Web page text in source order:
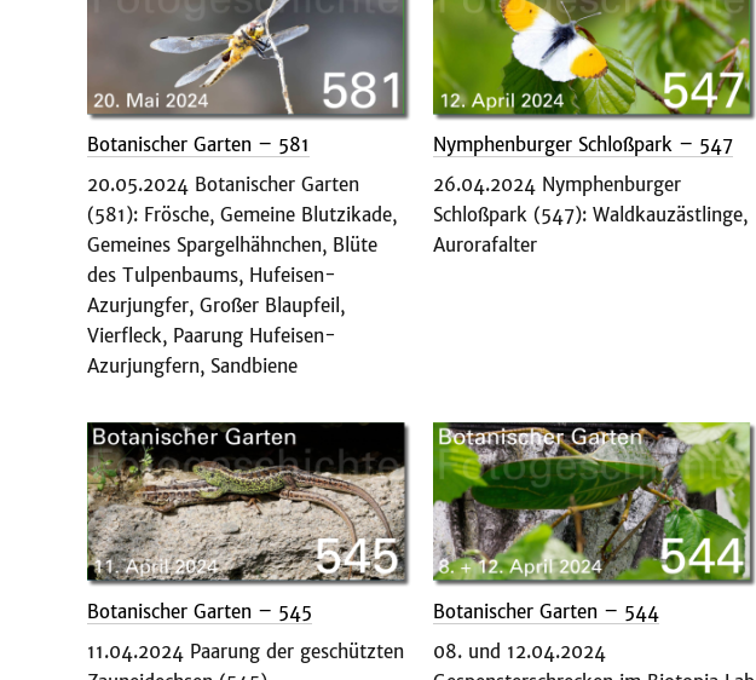
Botanischer Garten – 581
20.05.2024 Botanischer Garten
(581): Frösche, Gemeine Blutzikade,
Gemeines Spargelhähnchen, Blüte
des Tulpenbaums, Hufeisen-
Azurjungfer, Großer Blaupfeil,
Vierfleck, Paarung Hufeisen-
Azurjungfern, Sandbiene
Nymphenburger Schloßpark – 547
26.04.2024 Nymphenburger
Schloßpark (547): Waldkauzästlinge,
Aurorafalter
Botanischer Garten – 545
11.04.2024 Paarung der geschützten
Botanischer Garten – 544
08. und 12.04.2024